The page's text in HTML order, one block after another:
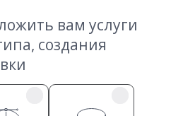
вам услуги
создания